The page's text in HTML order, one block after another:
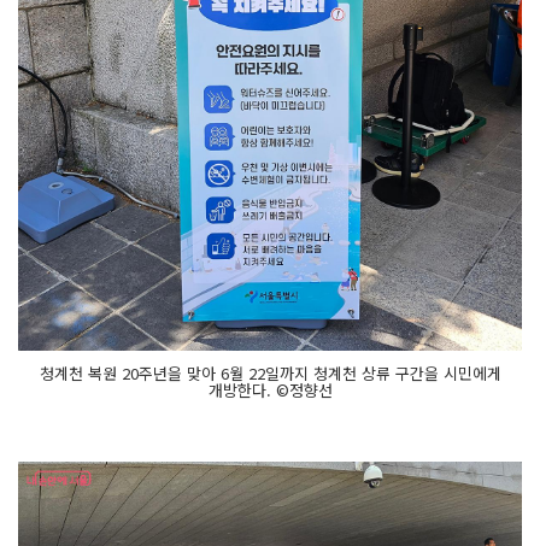
청계천 복원 20주년을 맞아 6월 22일까지 청계천 상류 구간을 시민에게
개방한다. ©정향선